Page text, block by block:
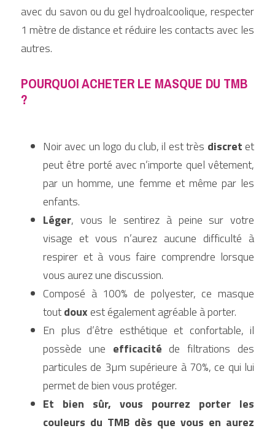
avec du savon ou du gel hydroalcoolique, respecter
1 mètre de distance et réduire les contacts avec les
autres.
POURQUOI ACHETER LE MASQUE DU TMB
?
Noir avec un logo du club, il est très discret et
peut être porté avec n’importe quel vêtement,
par un homme, une femme et même par les
enfants.
Léger, vous le sentirez à peine sur votre
visage et vous n’aurez aucune difficulté à
respirer et à vous faire comprendre lorsque
vous aurez une discussion.
Composé à 100% de polyester, ce masque
tout doux est également agréable à porter.
En plus d’être esthétique et confortable, il
possède une efficacité de filtrations des
particules de 3µm supérieure à 70%, ce qui lui
permet de bien vous protéger.
Et bien sûr, vous pourrez porter les
couleurs du TMB dès que vous en aurez